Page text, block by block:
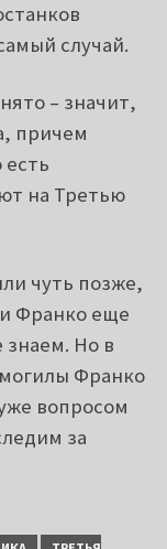
случай.
– значит,
причем
есть
на Третью
чуть позже,
Франко еще
знаем. Но в
Франко
вопросом
за